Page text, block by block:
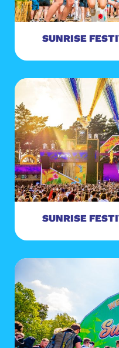
SUNRISE
SUNRISE